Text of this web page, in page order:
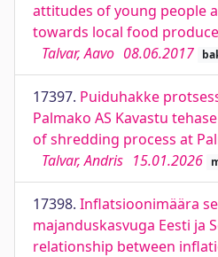
attitudes of young people
towards local food produce
Talvar, Aavo 08.06.2017
17397. Puiduhakke
Palmako AS Kavastu
of shredding process at
Talvar, Andris 15.01.2026
17398. Inflatsioonimäära
majanduskasvuga Eesti ja
relationship between